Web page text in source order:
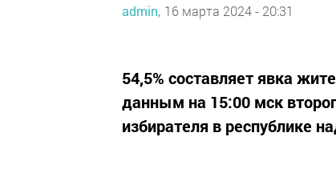
admin, 16 марта 2024 - 20:31
54,5% составляет явка
данным на 15:00 мск
избирателя в республике